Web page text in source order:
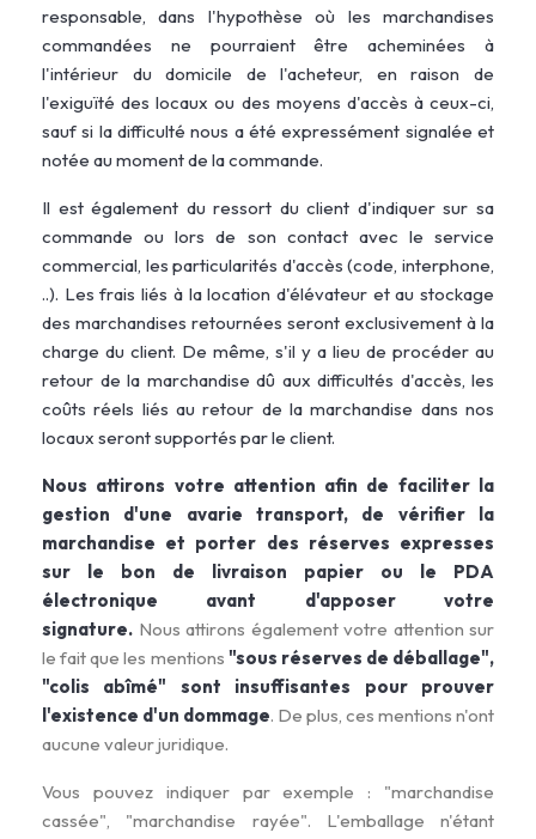
responsable, dans l'hypothèse où les marchandises
commandées ne pourraient être acheminées à
l'intérieur du domicile de l'acheteur, en raison de
l'exiguïté des locaux ou des moyens d'accès à ceux-ci,
sauf si la difficulté nous a été expressément signalée et
notée au moment de la commande.
Il est également du ressort du client d'indiquer sur sa
commande ou lors de son contact avec le service
commercial, les particularités d'accès (code, interphone,
..). Les frais liés à la location d'élévateur et au stockage
des marchandises retournées seront exclusivement à la
charge du client. De même, s'il y a lieu de procéder au
retour de la marchandise dû aux difficultés d'accès, les
coûts réels liés au retour de la marchandise dans nos
locaux seront supportés par le client.
Nous attirons votre attention afin de faciliter la
gestion d'une avarie transport, de vérifier la
marchandise et porter des réserves expresses
sur le bon de livraison papier ou le PDA
électronique avant d'apposer votre
signature. Nous attirons également votre attention sur
le fait que les mentions "sous réserves de déballage",
"colis abîmé" sont insuffisantes pour prouver
l'existence d'un dommage. De plus, ces mentions n'ont
aucune valeur juridique.
Vous pouvez indiquer par exemple : "marchandise
cassée", "marchandise rayée". L'emballage n'étant